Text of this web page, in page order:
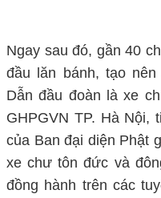
Ngay sau đó, gần 40
đầu lăn bánh, tạo
Dẫn đầu đoàn là xe
GHPGVN TP. Hà Nội,
của Ban đại diện Phật
xe chư tôn đức và
đồng hành trên các